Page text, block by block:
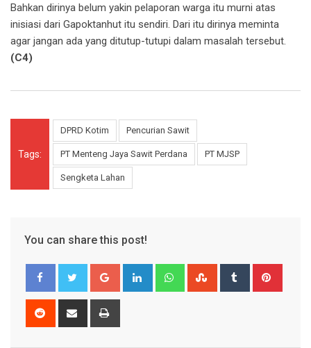
Bahkan dirinya belum yakin pelaporan warga itu murni atas
inisiasi dari Gapoktanhut itu sendiri. Dari itu dirinya meminta
agar jangan ada yang ditutup-tutupi dalam masalah tersebut.
(C4)
Tags:
DPRD Kotim Pencurian Sawit
PT Menteng Jaya Sawit Perdana PT MJSP
Sengketa Lahan
You can share this post!
Google+ LinkedIn WhatsappStumbleUpon
Tumblr
Reddit
Share